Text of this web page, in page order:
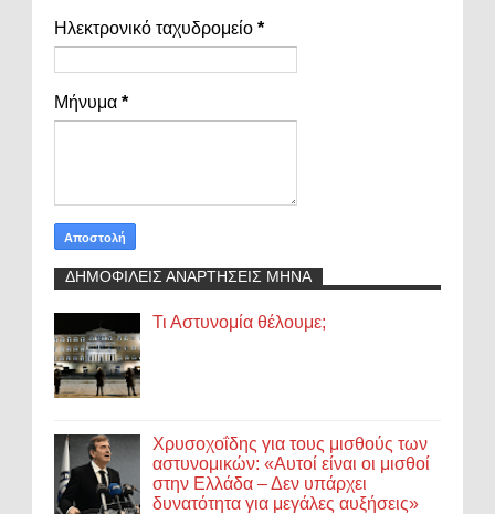
Ηλεκτρονικό ταχυδρομείο *
Μήνυμα *
ΔΗΜΟΦΙΛΕΙΣ ΑΝΑΡΤΗΣΕΙΣ ΜΗΝΑ
Τι Αστυνομία θέλουμε;
Χρυσοχοΐδης για τους μισθούς των
αστυνομικών: «Αυτοί είναι οι μισθοί
στην Ελλάδα – Δεν υπάρχει
δυνατότητα για μεγάλες αυξήσεις»